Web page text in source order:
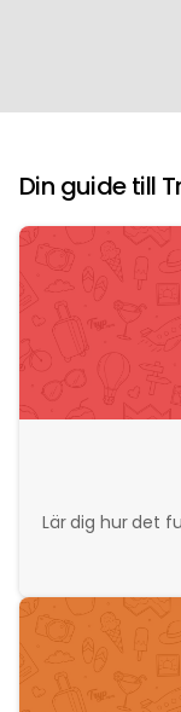
Din guide till
Lär dig hur det